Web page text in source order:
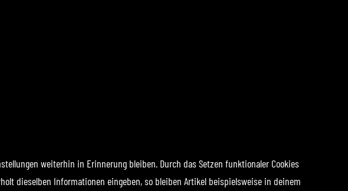
weiterhin in Erinnerung bleiben. Durch das Setzen funktionaler Cookies
dieselben Informationen eingeben, so bleiben Artikel beispielsweise in deinem